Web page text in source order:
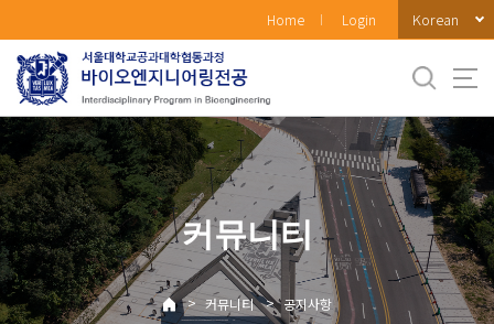
로
메
뉴
Home Login Korean
커뮤니티
> 커뮤니티 > 공지사항